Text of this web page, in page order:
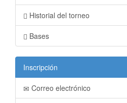
Historial del torneo
Bases
Inscripción
Correo electrónico